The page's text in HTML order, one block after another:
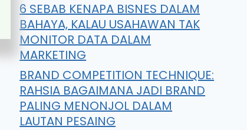
6 SEBAB KENAPA BISNES DALAM
BAHAYA, KALAU USAHAWAN TAK
MONITOR DATA DALAM
MARKETING
BRAND COMPETITION TECHNIQUE:
RAHSIA BAGAIMANA JADI BRAND
PALING MENONJOL DALAM
LAUTAN PESAING